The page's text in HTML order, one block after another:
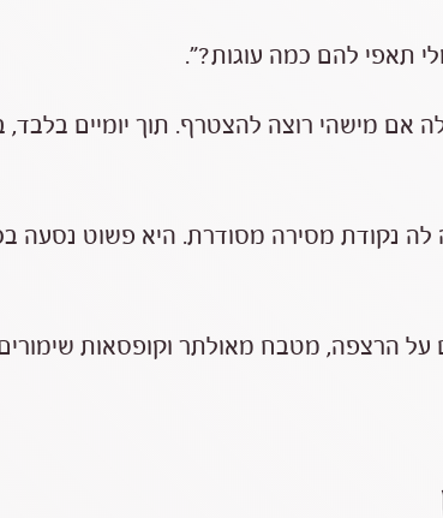
תאפי להם כמה עוגות?”.
מישהי רוצה להצטרף. תוך יומיים בלבד,
נקודת מסירה מסודרת. היא פשוט נסעה
על הרצפה, מטבח מאולתר וקופסאות